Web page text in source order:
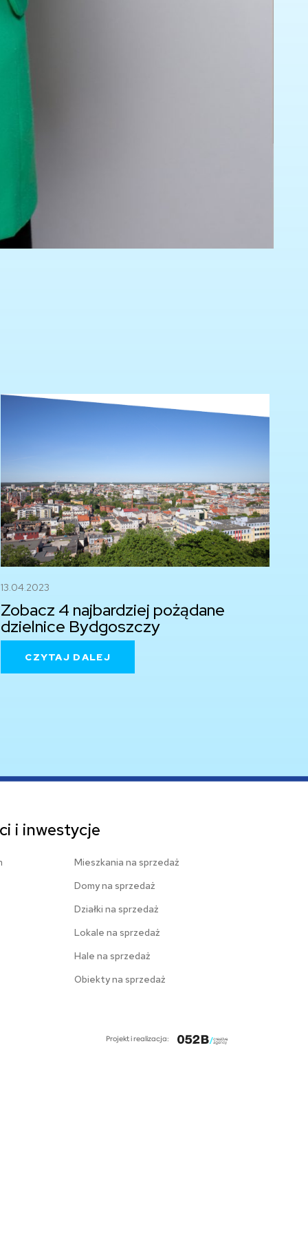
13.04.2023
Zobacz 4 najbardziej pożądane
dzielnice Bydgoszczy
CZYTAJ DALEJ
i inwestycje
Mieszkania na sprzedaż
Domy na sprzedaż
Działki na sprzedaż
Lokale na sprzedaż
Hale na sprzedaż
Obiekty na sprzedaż
Projekt i realizacja: